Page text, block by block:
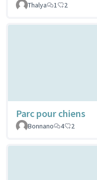
Thalya
1 2
Parc pour chiens
Bonnano
4 2